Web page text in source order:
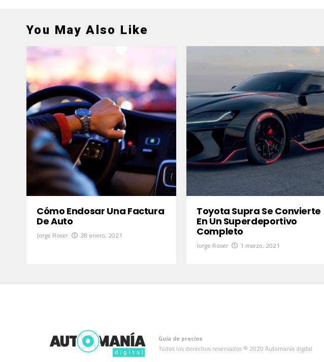
You May Also Like
Cómo Endosar Una Factura
De Auto
Jorge Roser 28 enero, 2021
Toyota Supra Se Convierte
En Un Superdeportivo
Completo
Jorge Roser 1 marzo, 2021
Guia de precios
Todos los derechos reservados © 2020 Automanía digital